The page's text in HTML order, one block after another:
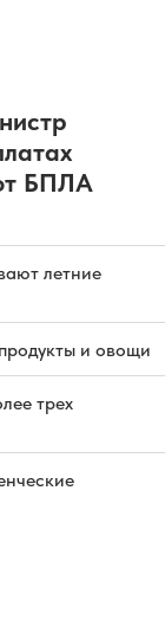
БПЛА
летние
и овощи
трех